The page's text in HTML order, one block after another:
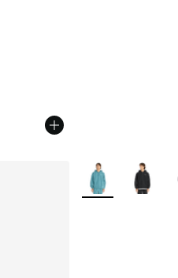
Plus de couleurs